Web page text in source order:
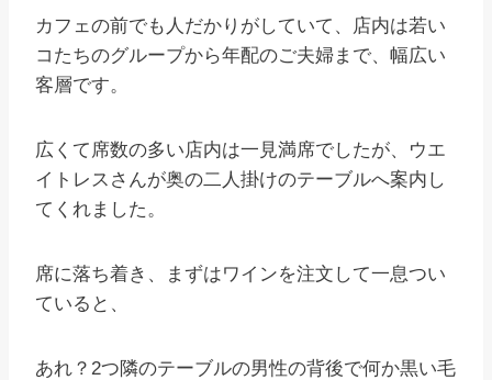
カフェの前でも人だかりがしていて、店内は若い
コたちのグループから年配のご夫婦まで、幅広い
客層です。
広くて席数の多い店内は一見満席でしたが、ウエ
イトレスさんが奥の二人掛けのテーブルへ案内し
てくれました。
席に落ち着き、まずはワインを注文して一息つい
ていると、
あれ？2つ隣のテーブルの男性の背後で何か黒い毛